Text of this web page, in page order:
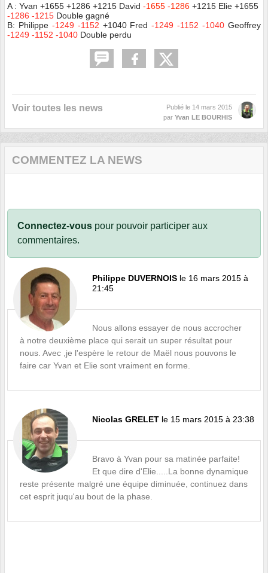
A : Yvan +1655 +1286 +1215 David -1655 -1286 +1215 Elie +1655
-1286 -1215 Double gagné
B: Philippe -1249 -1152 +1040 Fred-1249 -1152 -1040 Geoffrey
-1249 -1152 -1040 Double perdu
Voir toutes les news Publié le 14 mars 2015
par Yvan LE BOURHIS
COMMENTEZ LA NEWS
Connectez-vous pour pouvoir participer aux
commentaires.
Philippe DUVERNOIS le 16 mars 2015 à
21:45
Nous allons essayer de nous accrocher
à notre deuxième place qui serait un super résultat pour
nous. Avec ,je l'espère le retour de Maël nous pouvons le
faire car Yvan et Elie sont vraiment en forme.
Nicolas GRELET le 15 mars 2015 à 23:38
Bravo à Yvan pour sa matinée parfaite!
Et que dire d'Elie.....La bonne dynamique
reste présente malgré une équipe diminuée, continuez dans
cet esprit juqu'au bout de la phase.